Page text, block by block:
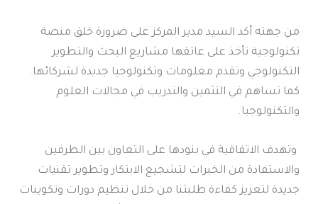
من جهته أكد السيد مدير المركز على ضرورة خلق منصة
تكنولوجية تأخذ على عاتقها مشاريع البحث والتطوير
التكنولوجي وتقدم معلومات وتكنولوجيا جديدة لشركائها.
كما تساهم في التثمين والتدريب في مجالات العلوم
والتكنولوجيا.
وتهدف الاتفاقية في بنودها على التعاون بين الطرفين
والاستفادة من الخبرات لتشجيع الابتكار وتطوير تقنيات
جديدة لتعزيز كفاءة طلبتنا من خلال تنظيم دورات وتكوينات